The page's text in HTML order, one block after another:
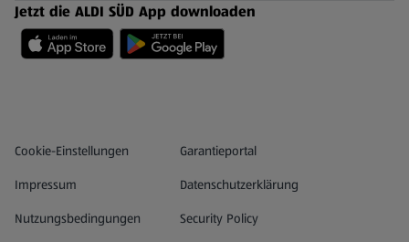
Jetzt die ALDI SÜD App downloaden
Datenschutz- und Richtlinienmenü
Cookie-Einstellungen Garantieportal
(öffnet in einem neuen Tab)
Impressum
Datenschutzerklärung
Nutzungsbedingungen
Security Policy